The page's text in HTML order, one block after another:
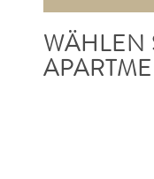
WÄHLEN